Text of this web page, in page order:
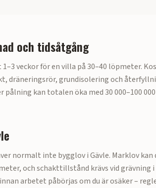
och tidsåtgång
veckor för en villa på 30–40 löpmeter.
dräneringsrör, grundisolering och
kan totalen öka med 30 000–100
normalt inte bygglov iGävle. Marklov
och schakttillstånd krävs vid grävning
arbetet påbörjas om du är osäker –